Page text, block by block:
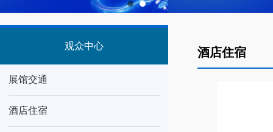
观众中心
展馆交通
酒店住宿
酒店住宿